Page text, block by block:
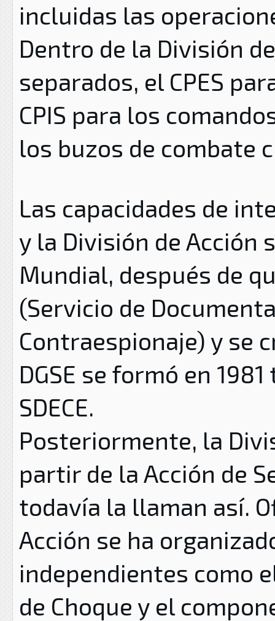
incluidas las
Dentro de la División
separados, el CPES
CPIS para los
los buzos de combate
Las capacidades de
y la División de Acción
Mundial, después de
(Servicio de
Contraespionaje) y se
DGSE se formó en
SDECE.
Posteriormente, la
partir de la Acción de
todavía la llaman así.
Acción se ha
independientes como
de Choque y el